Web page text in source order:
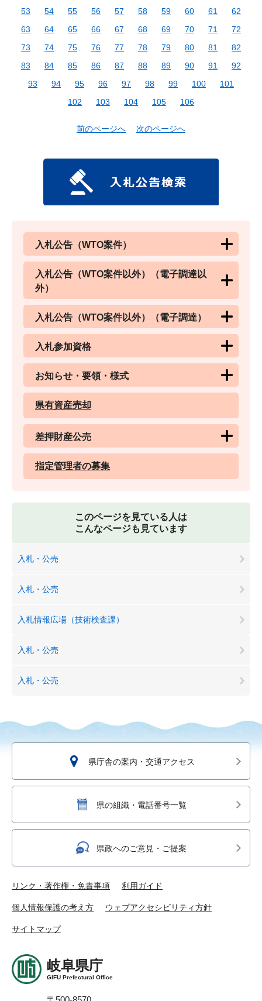
53
54 55 56 57 58 59 60 61
62
63
64 65 66 67 68 69 70 71
72
73
74 75 76 77 78 79 80 81
82
83
84 85 86 87 88 89 90 91
92
93
94 95 96 97 98 99 100
101
102
103 104 105 106
前のページへ 次のページへ
入札公告（WTO案件）
入札公告（WTO案件以外）（電子調達以
外）
入札公告（WTO案件以外）（電子調達）
入札参加資格
お知らせ・要領・様式
県有資産売却
差押財産公売
指定管理者の募集
このページを見ている人は
こんなページも見ています
入札・公売
入札・公売
入札情報広場（技術検査課）
入札・公売
入札・公売
県庁舎の案内・交通アクセス
県の組織・電話番号一覧
県政へのご意見・ご提案
リンク・著作権・免責事項 利用ガイド
個人情報保護の考え方 ウェブアクセシビリティ方針
サイトマップ
岐阜県庁
GIFU Prefectural Office